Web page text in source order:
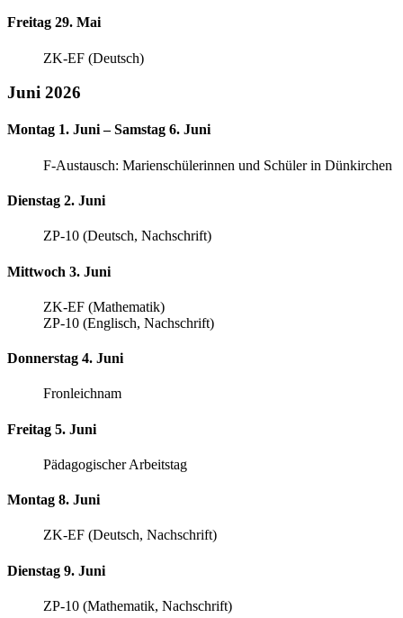
Freitag 29. Mai
ZK-EF (Deutsch)
Juni 2026
Montag 1. Juni – Samstag 6. Juni
F-Austausch: Marienschülerinnen und Schüler in Dünkirchen
Dienstag 2. Juni
ZP-10 (Deutsch, Nachschrift)
Mittwoch 3. Juni
ZK-EF (Mathematik)
ZP-10 (Englisch, Nachschrift)
Donnerstag 4. Juni
Fronleichnam
Freitag 5. Juni
Pädagogischer Arbeitstag
Montag 8. Juni
ZK-EF (Deutsch, Nachschrift)
Dienstag 9. Juni
ZP-10 (Mathematik, Nachschrift)